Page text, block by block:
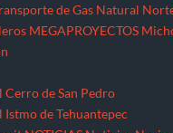
de Gas Natural
MEGAPROYECTOS
Cerro de San Pedro
Istmo de Tehuantepec